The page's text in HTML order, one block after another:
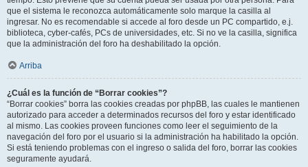
que el sistema le reconozca automáticamente solo marque la casilla al
ingresar. No es recomendable si accede al foro desde un PC compartido, e.j.
biblioteca, cyber-cafés, PCs de universidades, etc. Si no ve la casilla, significa
que la administración del foro ha deshabilitado la opción.
Arriba
¿Cuál es la función de “Borrar cookies”?
“Borrar cookies” borra las cookies creadas por phpBB, las cuales le mantienen
autorizado para acceder a determinados recursos del foro y estar identificado
al mismo. Las cookies proveen funciones como leer el seguimiento de la
navegación del foro por el usuario si la administración ha habilitado la opción.
Si está teniendo problemas con el ingreso o salida del foro, borrar las cookies
seguramente ayudará.